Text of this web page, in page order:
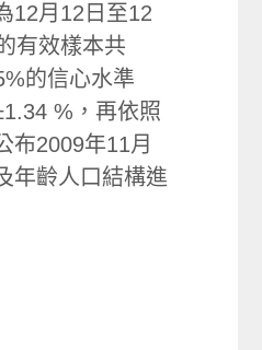
12月12日至12
有效樣本共
的信心水準
%，再依照
布2009年11月
年齡人口結構進